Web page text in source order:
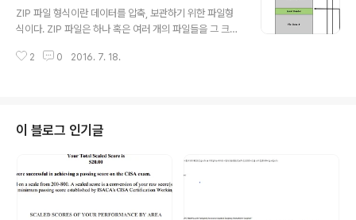
elp.chm을 찾아서 클릭한다. 도움말이 위의 주소부터 시
작하는데 여기서 JUMP로 지뢰를 보여주는 함수로 갈 것
DF2는 Help의 종료지점이다. 01002F80은 지뢰를 보
ZIP 파일 형식이란 데이터를 압축, 보관하기 위한 파일형
식이다. ZIP 파일은 하나 혹은 여러 개의 파일들을 그 크기
서는 다양한 종류의 압축 알고리즘의 사용이 가능하나, 20
derson의 ARC 파일 압축 형식을 발전시킨 것이다. 현재
도 PKZIP 형식은 PKZIP뿐만 아닌 다른 많은 유틸리티 소
프트웨어에서 지원하고 있다. 마이크로소프트사는 1998
년도부터 "압축 폴더"라는 이름으로 운영 체제에 포함시켜
지원하고 있으며, 애플사는 맥 오에스 텐 10.3버전부터 지
2 0 2016. 7. 18.
이 블로그 인기글